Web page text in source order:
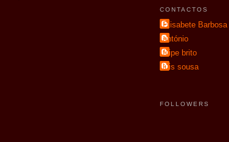
CONTACTOS
Elisabete Barbosa
antónio
filipe brito
luis sousa
FOLLOWERS